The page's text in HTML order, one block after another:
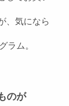
、気になら
ラム。
のが